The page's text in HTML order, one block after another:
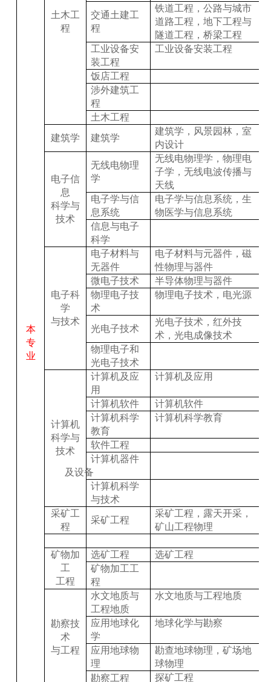
本
专
业
土木工
程
交通土建工
程
铁道工程，公路与城市
道路工程，地下工程与
隧道工程，桥梁工程
工业设备安
装工程
工业设备安装工程
饭店工程
涉外建筑工
程
土木工程
建筑学
建筑学
建筑学，风景园林，室
内设计
电子信
息
科学与
技术
无线电物理
学
无线电物理学，物理电
子学，无线电波传播与
天线
电子学与信
息系统
电子学与信息系统，生
物医学与信息系统
信息与电子
科学
电子科
学
与技术
电子材料与
无器件
电子材料与元器件，磁
性物理与器件
微电子技术
半导体物理与器件
物理电子技
术
物理电子技术，电光源
光电子技术
光电子技术，红外技
术，光电成像技术
物理电子和
光电子技术
计算机
科学与
技术
计算机及应
用
计算机及应用
计算机软件
计算机软件
计算机科学
教育
计算机科学教育
软件工程
计算机器件
及设备
计算机科学
与技术
采矿工
程
采矿工程
采矿工程，露天开采，
矿山工程物理
矿物加
工
工程
选矿工程
选矿工程
矿物加工工
程
勘察技
术
与工程
水文地质与
工程地质
水文地质与工程地质
应用地球化
学
地球化学与勘察
应用地球物
理
勘查地球物理，矿场地
球物理
勘察工程
探矿工程